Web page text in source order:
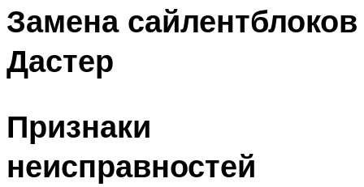
Замена сайлентблоков
Дастер
Признаки
неисправностей